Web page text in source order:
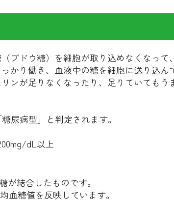
ブドウ糖）を細胞が取り込めなくなって
かり働き、血液中の糖を細胞に送り込
ンが足りなくなったり、足りていても
尿病型」と判定されます。
dL以上
が結合したものです。
血糖値を反映しています。